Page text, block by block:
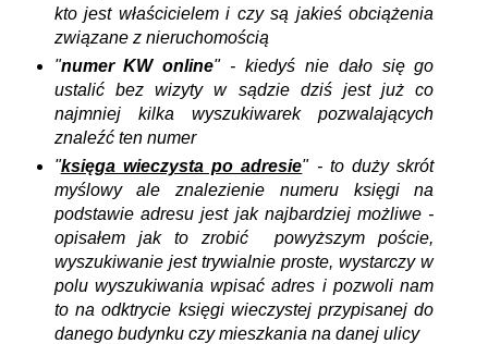
kto jest właścicielem i czy są jakieś obciążenia
związane z nieruchomością
"numer KW online" - kiedyś nie dało się go
ustalić bez wizyty w sądzie dziś jest już co
najmniej kilka wyszukiwarek pozwalających
znaleźć ten numer
"księga wieczysta po adresie" - to duży skrót
myślowy ale znalezienie numeru księgi na
podstawie adresu jest jak najbardziej możliwe -
opisałem jak to zrobić powyższym poście,
wyszukiwanie jest trywialnie proste, wystarczy w
polu wyszukiwania wpisać adres i pozwoli nam
to na odktrycie księgi wieczystej przypisanej do
danego budynku czy mieszkania na danej ulicy